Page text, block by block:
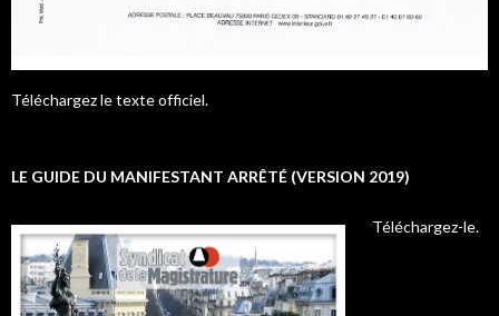
Téléchargez le texte officiel.
LE GUIDE DU MANIFESTANT ARRÊTÉ (VERSION 2019)
Téléchargez-le.